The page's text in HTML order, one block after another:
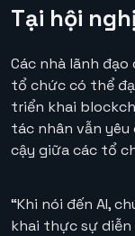
Tại hội
Các nhà lãnh
tổ chức có thể
triển khai
tác nhân vẫn
cậy giữa các tổ
“Khi nói đến AI,
khai thực sự diễn